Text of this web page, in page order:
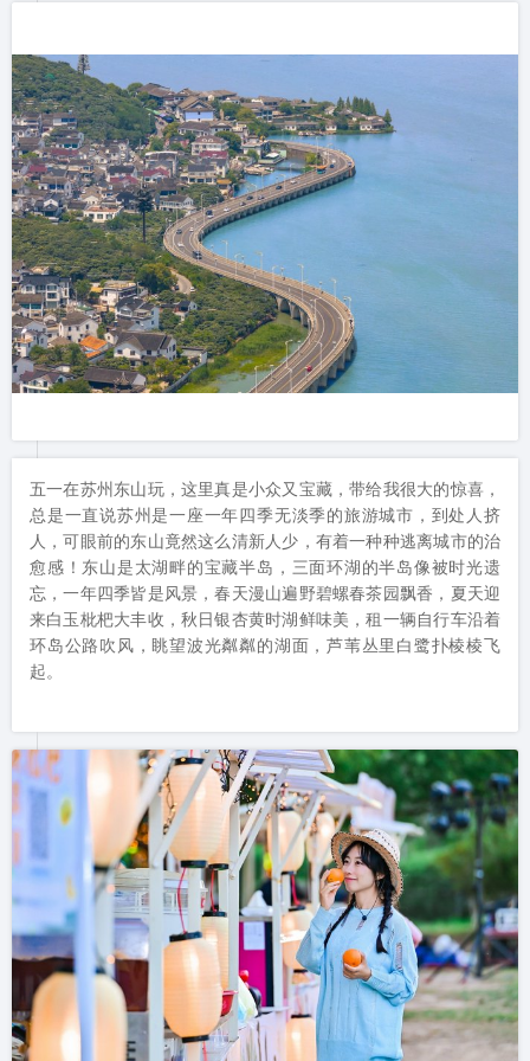
五一在苏州东山玩，这里真是小众又宝藏，带给我很大的惊喜，
总是一直说苏州是一座一年四季无淡季的旅游城市，到处人挤
人，可眼前的东山竟然这么清新人少，有着一种种逃离城市的治
愈感！东山是太湖畔的宝藏半岛，三面环湖的半岛像被时光遗
忘，一年四季皆是风景，春天漫山遍野碧螺春茶园飘香，夏天迎
来白玉枇杷大丰收，秋日银杏黄时湖鲜味美，租一辆自行车沿着
环岛公路吹风，眺望波光粼粼的湖面，芦苇丛里白鹭扑棱棱飞
起。